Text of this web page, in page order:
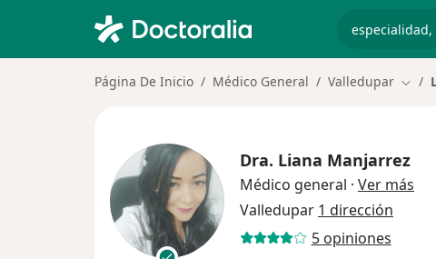
Página De Inicio Médico General Valledupar
Dra. Liana Manjarrez
Médico general · Ver más
Valledupar 1 dirección
5 opiniones